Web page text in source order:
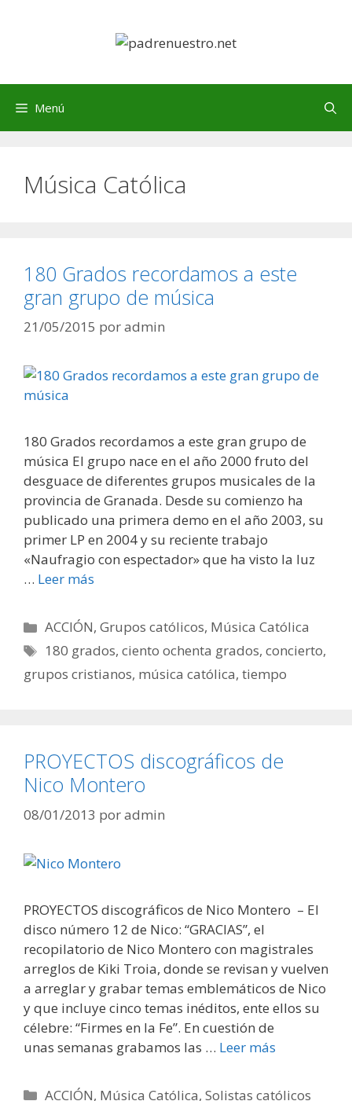
Menú
Música Católica
180 Grados recordamos a este
gran grupo de música
21/05/2015 poradmin
180 Grados recordamos a este gran grupo de
música El grupo nace en el año 2000 fruto del
desguace de diferentes grupos musicales de la
provincia de Granada. Desde su comienzo ha
publicado una primera demo en el año 2003, su
primer LP en 2004 y su reciente trabajo
«Naufragio con espectador» que ha visto la luz
… Leer más
Categorías
ACCIÓN,Grupos católicos, Música Católica
Etiquetas
180 grados,ciento ochenta grados,concierto,
grupos cristianos, música católica, tiempo
PROYECTOS discográficos de
Nico Montero
08/01/2013 poradmin
PROYECTOS discográficos de Nico Montero – El
disco número 12 de Nico: “GRACIAS”, el
recopilatorio de Nico Montero con magistrales
arreglos de Kiki Troia, donde se revisan y vuelven
a arreglar y grabar temas emblemáticos de Nico
y que incluye cinco temas inéditos, ente ellos su
célebre: “Firmes en la Fe”. En cuestión de
unas semanas grabamos las … Leer más
Categorías
ACCIÓN, Música Católica,Solistas católicos